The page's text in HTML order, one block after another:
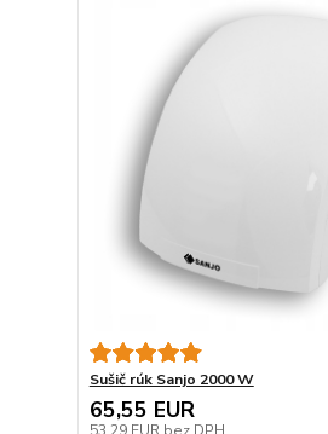
Sušič rúk Sanjo 2000 W
65,55 EUR